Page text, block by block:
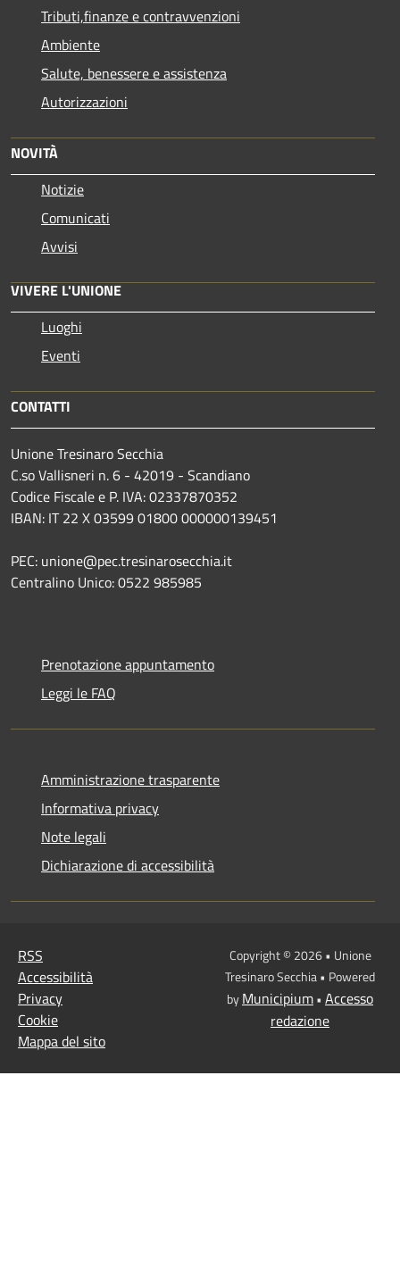
Tributi,finanze e contravvenzioni
Ambiente
Salute, benessere e assistenza
Autorizzazioni
NOVITÀ
Notizie
Comunicati
Avvisi
VIVERE L'UNIONE
Luoghi
Eventi
CONTATTI
Unione Tresinaro Secchia
C.so Vallisneri n. 6 - 42019 - Scandiano
Codice Fiscale e P. IVA: 02337870352
IBAN: IT 22 X 03599 01800 000000139451
PEC: unione@pec.tresinarosecchia.it
Centralino Unico: 0522 985985
Prenotazione appuntamento
Leggi le FAQ
Amministrazione trasparente
Informativa privacy
Note legali
Dichiarazione di accessibilità
RSS
Accessibilità
Privacy
Cookie
Mappa del sito
Copyright © 2026 • Unione
Tresinaro Secchia • Powered
byMunicipium• Accesso
redazione